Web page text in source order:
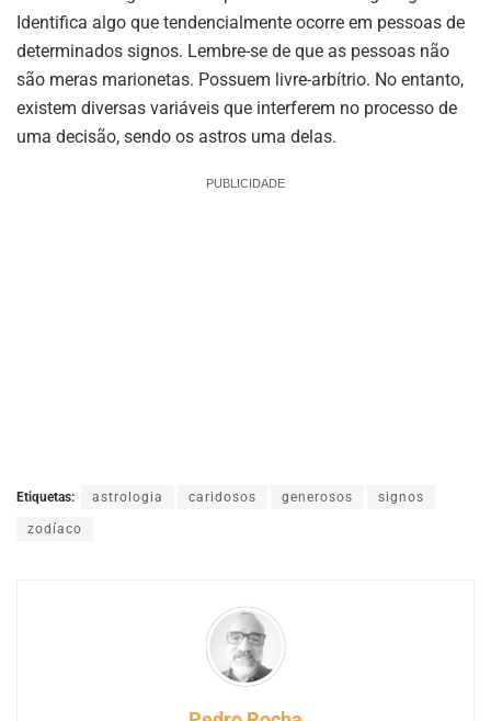
Identifica algo que tendencialmente ocorre em pessoas de
determinados signos. Lembre-se de que as pessoas não
são meras marionetas. Possuem livre-arbítrio. No entanto,
existem diversas variáveis que interferem no processo de
uma decisão, sendo os astros uma delas.
PUBLICIDADE
Etiquetas: astrologia caridosos generosos signos
zodíaco